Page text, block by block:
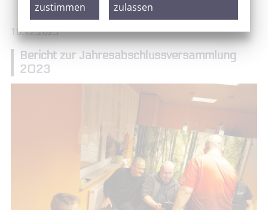
18.12.2023
Bericht zur Jahresabschlussversammlung
2023
zustimmen
zulassen